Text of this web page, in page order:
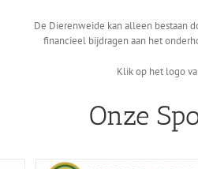
De Dierenweide kan alleen bestaan
financieel bijdragen aan het
Klik op het logo
Onze